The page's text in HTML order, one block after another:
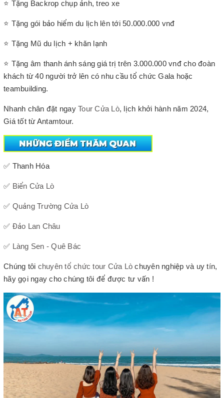
⭐ Tặng Backrop chụp ảnh, treo xe
⭐ Tặng gói bảo hiểm du lịch lên tới 50.000.000 vnđ
⭐ Tặng Mũ du lịch + khăn lạnh
⭐ Tặng âm thanh ánh sáng giá trị trên 3.000.000 vnđ cho đoàn
khách từ 40 người trở lên có nhu cầu tổ chức Gala hoặc
teambuilding.
Nhanh chân đặt ngay Tour Cửa Lò, lịch khởi hành năm 2024,
Giá tốt từ Antamtour.
✅ Thanh Hóa
✅ Biển Cửa Lò
✅ Quảng Trường Cửa Lò
✅ Đảo Lan Châu
✅ Làng Sen - Quê Bác
Chúng tôi chuyên tổ chức tour Cửa Lò chuyên nghiệp và uy tín,
hãy gọi ngay cho chúng tôi để được tư vấn !